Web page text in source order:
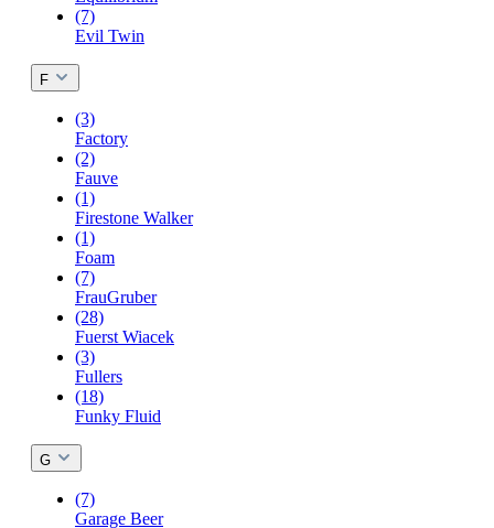
(7)
Evil Twin
F
(3)
Factory
(2)
Fauve
(1)
Firestone Walker
(1)
Foam
(7)
FrauGruber
(28)
Fuerst Wiacek
(3)
Fullers
(18)
Funky Fluid
G
(7)
Garage Beer